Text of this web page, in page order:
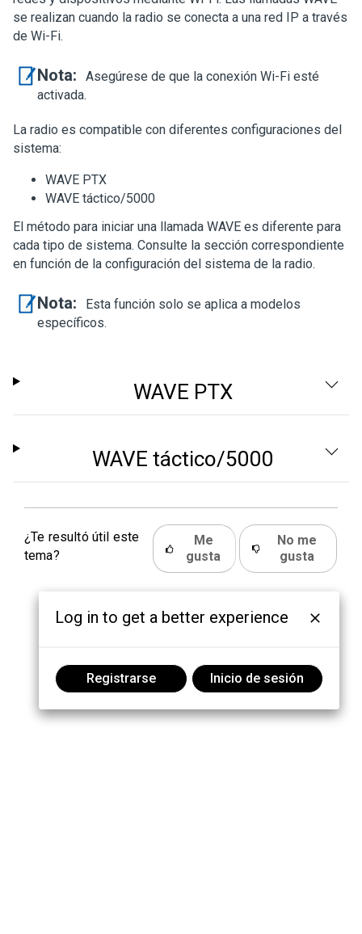
se realizan cuando la radio se conecta a una red IP a través
de Wi-Fi.
Nota:
Asegúrese de que la conexión Wi-Fi esté
activada.
La radio es compatible con diferentes configuraciones del
sistema:
WAVE PTX
WAVE táctico/5000
El método para iniciar una llamada WAVE es diferente para
cada tipo de sistema. Consulte la sección correspondiente
en función de la configuración del sistema de la radio.
Nota:
Esta función solo se aplica a modelos
específicos.
WAVE PTX
WAVE táctico/5000
¿Te resultó útil este
tema?
Me
gusta
No me
gusta
Log in to get a better experience
Registrarse Inicio de sesión